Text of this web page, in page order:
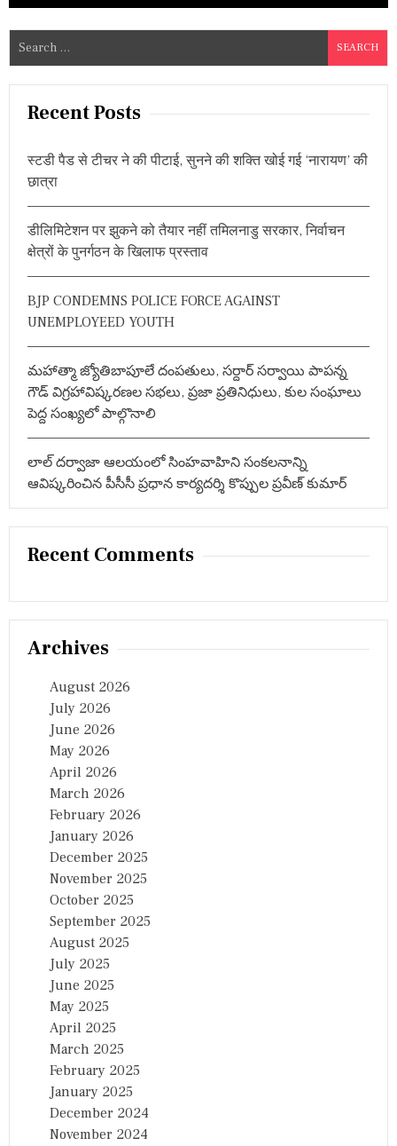
e
a
Recent Posts
स्टडी पैड से टीचर ने की पीटाई, सुनने की शक्ति खोई गई ‘नारायण’ की
छात्रा
डीलिमिटेशन पर झुकने को तैयार नहीं तमिलनाडु सरकार, निर्वाचन
क्षेत्रों के पुनर्गठन के खिलाफ प्रस्ताव
BJP CONDEMNS POLICE FORCE AGAINST
UNEMPLOYEED YOUTH
మహాత్మా జ్యోతిబాపూలే దంపతులు, సర్దార్ సర్వాయి పాపన్న
గౌడ్ విగ్రహావిష్కరణల సభలు, ప్రజా ప్రతినిధులు, కుల సంఘాలు
పెద్ద సంఖ్యలో పాల్గొనాలి
లాల్ దర్వాజా ఆలయంలో సింహవాహిని సంకలనాన్ని
ఆవిష్కరించిన పీసీసీ ప్రధాన కార్యదర్శి కొప్పుల ప్రవీణ్ కుమార్
Recent Comments
Archives
August 2026
July 2026
June 2026
May 2026
April 2026
March 2026
February 2026
January 2026
December 2025
November 2025
October 2025
September 2025
August 2025
July 2025
June 2025
May 2025
April 2025
March 2025
February 2025
January 2025
December 2024
November 2024